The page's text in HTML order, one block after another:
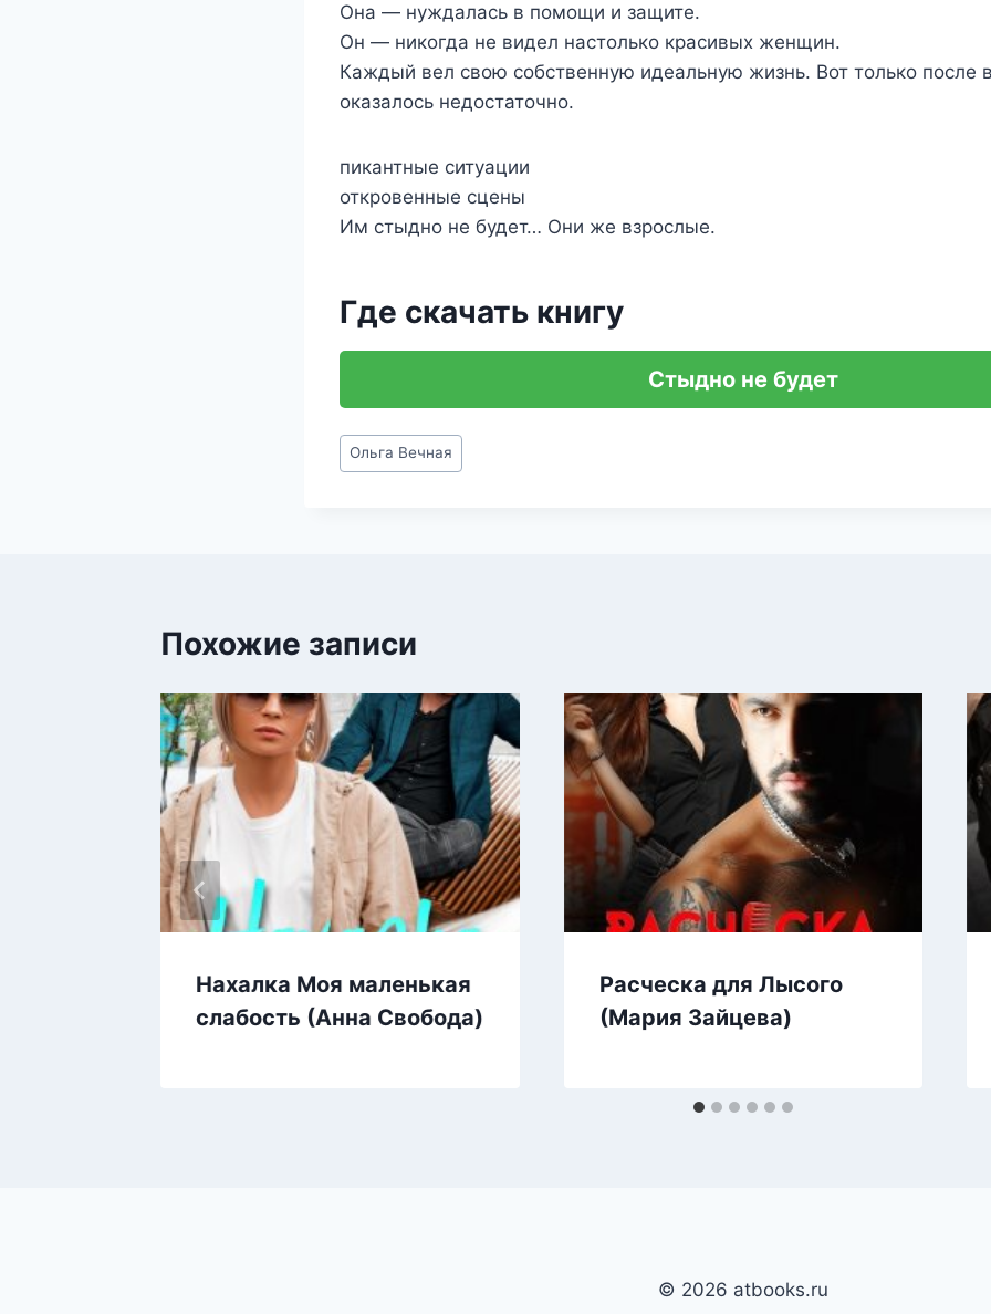
Она — нуждалась в помощи и защите.
Он — никогда не видел настолько красивых женщин.
Каждый вел свою собственную идеальную жизнь. Вот только после
оказалось недостаточно.
пикантные ситуации
откровенные сцены
Им стыдно не будет… Они же взрослые.
Где скачать книгу
Стыдно не будет
Метки
записи:
Ольга Вечная
Похожие записи
Нахалка Моя маленькая
слабость (Анна Свобода)
Расческа для Лысого
(Мария Зайцева)
© 2026 atbooks.ru